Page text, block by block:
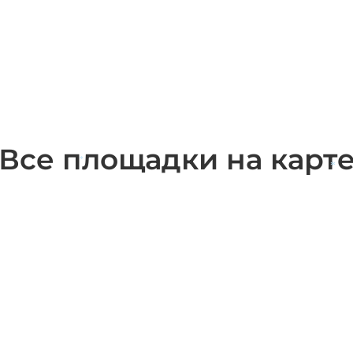
Все площадки на